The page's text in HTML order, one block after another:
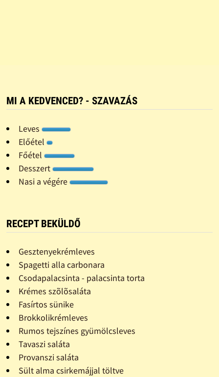
MI A KEDVENCED? - SZAVAZÁS
Leves
Előétel
Főétel
Desszert
Nasi a végére
RECEPT BEKÜLDŐ
Gesztenyekrémleves
Spagetti alla carbonara
Csodapalacsinta - palacsinta torta
Krémes szõlõsaláta
Fasírtos sünike
Brokkolikrémleves
Rumos tejszínes gyümölcsleves
Tavaszi saláta
Provanszi saláta
Sült alma csirkemájjal töltve